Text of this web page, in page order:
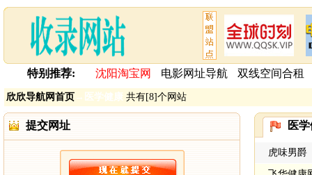
特别推荐: 沈阳淘宝网 电影网址导航 双线空间合租
欣欣导航网首页 → 医学健康 共有[8]个网站
提交网址 医
虎味男爵